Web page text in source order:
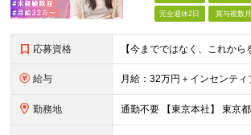
完全週休2日 賞与複数月
応募資格
給与
勤務地